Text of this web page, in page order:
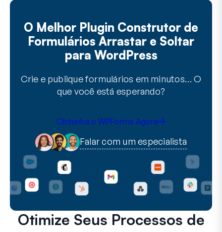
O Melhor Plugin Construtor de
Formulários Arrastar e Soltar
para WordPress
Crie e publique formulários em minutos… O
que você está esperando?
Obtenha o WPForms Agora
Falar com um especialista
Otimize Seus Processos de